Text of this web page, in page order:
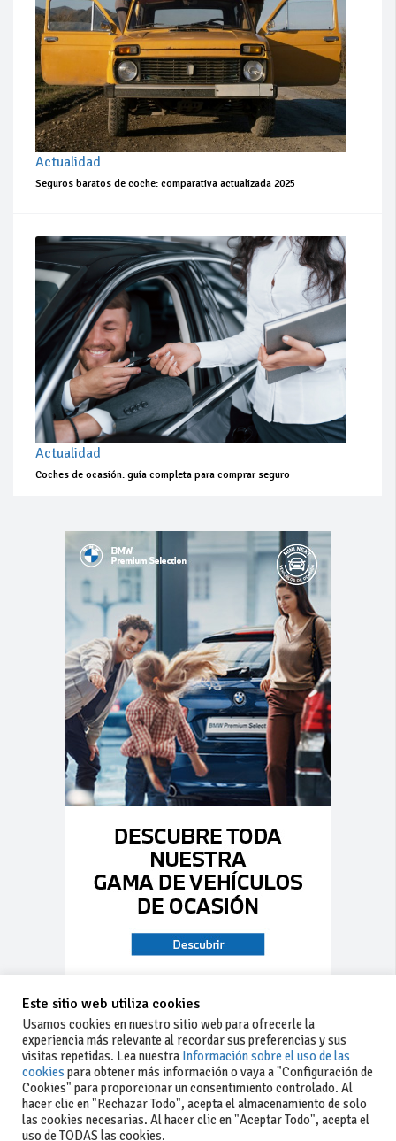
Actualidad
Seguros baratos de coche: comparativa actualizada 2025
Actualidad
Coches de ocasión: guía completa para comprar seguro
Este sitio web utiliza cookies
Usamos cookies en nuestro sitio web para ofrecerle la
experiencia más relevante al recordar sus preferencias y sus
visitas repetidas. Lea nuestra Información sobre el uso de las
cookies para obtener más información o vaya a "Configuración de
Cookies" para proporcionar un consentimiento controlado. Al
hacer clic en "Rechazar Todo", acepta el almacenamiento de solo
las cookies necesarias. Al hacer clic en "Aceptar Todo", acepta el
uso de TODAS las cookies.